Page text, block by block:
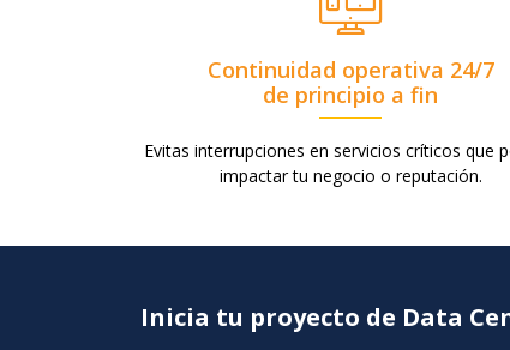
Continuidad operativa 24/7
de principio a fin
Evitas interrupciones en servicios críticos que
impactar tu negocio o reputación.
Inicia tu proyecto de Data